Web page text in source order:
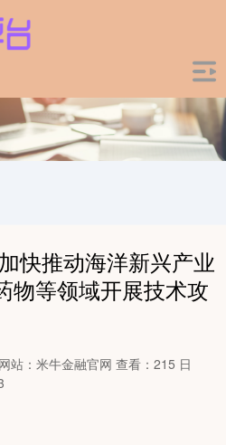
快推动海洋新兴产业
物等领域开展技术攻
网站：米牛金融官网 查看：215 日